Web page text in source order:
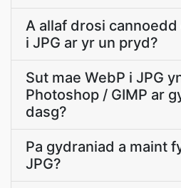
A allaf drosi
i JPG ar yr un pryd?
Sut mae WebP i JPG
Photoshop / GIMP ar
dasg?
Pa gydraniad a maint
JPG?